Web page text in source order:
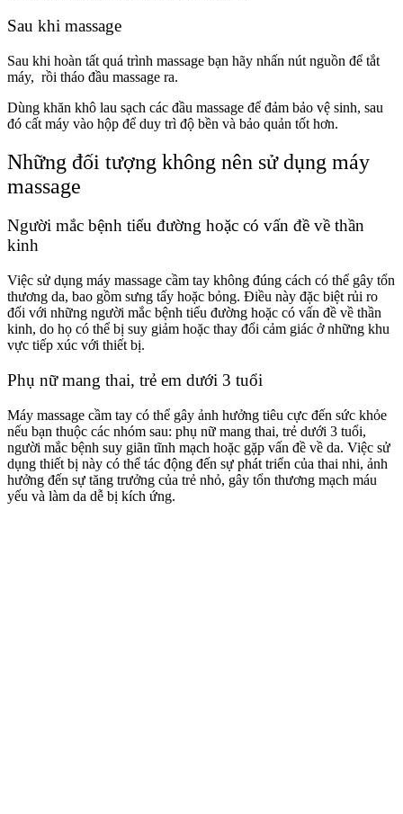
Sau khi massage
Sau khi hoàn tất quá trình massage bạn hãy nhấn nút nguồn để tắt
máy, rồi tháo đầu massage ra.
Dùng khăn khô lau sạch các đầu massage để đảm bảo vệ sinh, sau
đó cất máy vào hộp để duy trì độ bền và bảo quản tốt hơn.
Những đối tượng không nên sử dụng máy
massage
Người mắc bệnh tiểu đường hoặc có vấn đề về thần
kinh
Việc sử dụng máy massage cầm tay không đúng cách có thể gây tổn
thương da, bao gồm sưng tấy hoặc bỏng. Điều này đặc biệt rủi ro
đối với những người mắc bệnh tiểu đường hoặc có vấn đề về thần
kinh, do họ có thể bị suy giảm hoặc thay đổi cảm giác ở những khu
vực tiếp xúc với thiết bị.
Phụ nữ mang thai, trẻ em dưới 3 tuổi
Máy massage cầm tay có thể gây ảnh hưởng tiêu cực đến sức khỏe
nếu bạn thuộc các nhóm sau: phụ nữ mang thai, trẻ dưới 3 tuổi,
người mắc bệnh suy giãn tĩnh mạch hoặc gặp vấn đề về da. Việc sử
dụng thiết bị này có thể tác động đến sự phát triển của thai nhi, ảnh
hưởng đến sự tăng trưởng của trẻ nhỏ, gây tổn thương mạch máu
yếu và làm da dễ bị kích ứng.